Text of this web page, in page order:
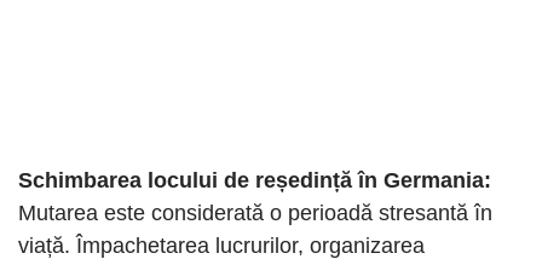
Schimbarea locului de reședință în Germania:
Mutarea este considerată o perioadă stresantă în
viață. Împachetarea lucrurilor, organizarea